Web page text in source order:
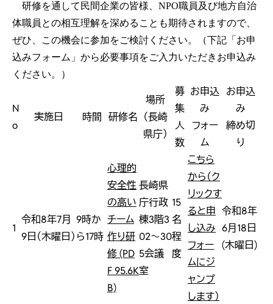
研修を通して民間企業の皆様、NPO職員及び地方自治
体職員との相互理解を深めることも期待されますので、
ぜひ、この機会に参加をご検討ください。（下記「お申
込みフォーム」から必要事項をご入力いただきお申込み
ください。）
N
o
実施日 時間 研修名
場所
（長崎
県庁）
募
集
人
数
お申込
み
フォー
ム
お申込
み
締め切
り
1
令和8年7月
9日（木曜日）
9時か
ら17時
心理的
安全性
の高い
チーム
作り研
修 (PD
F 95.6K
B)
長崎県
庁行政
棟3階3
02～30
5会議
室
15
名
程
度
こちら
から（ク
リックす
ると申
し込み
フォー
ムにジ
ャンプ
します）
令和8年
6月18日
(木曜日)